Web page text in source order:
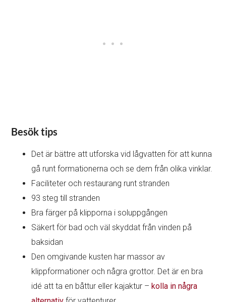
Besök tips
Det är bättre att utforska vid lågvatten för att kunna
gå runt formationerna och se dem från olika vinklar.
Faciliteter och restaurang runt stranden
93 steg till stranden
Bra färger på klipporna i soluppgången
Säkert för bad och väl skyddat från vinden på
baksidan
Den omgivande kusten har massor av
klippformationer och några grottor. Det är en bra
idé att ta en båttur eller kajaktur – kolla in några